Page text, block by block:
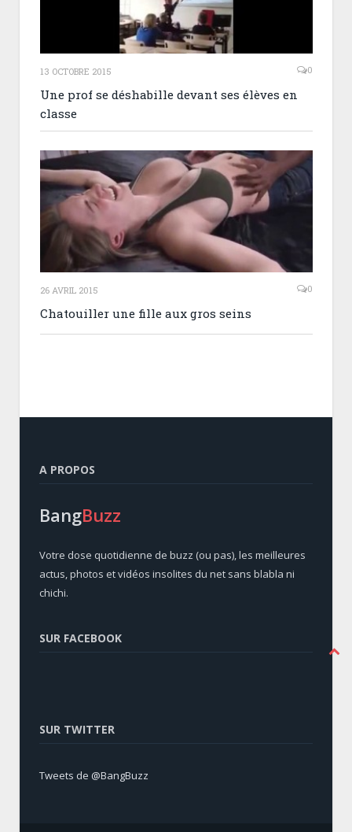
13 OCTOBRE 2015 0
Une prof se déshabille devant ses élèves en
classe
26 AVRIL 2015 0
Chatouiller une fille aux gros seins
A PROPOS
BangBuzz
Votre dose quotidienne de buzz (ou pas), les meilleures
actus, photos et vidéos insolites du net sans blabla ni
chichi.
SUR FACEBOOK
SUR TWITTER
Tweets de @BangBuzz